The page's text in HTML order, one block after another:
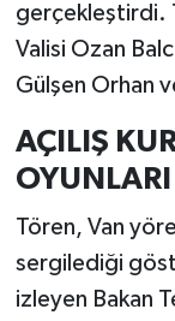
gerçekleştirdi.
Valisi Ozan
Gülşen Orhan
AÇILIŞ
OYUNLARI
Tören, Van
sergilediği
izleyen Bakan